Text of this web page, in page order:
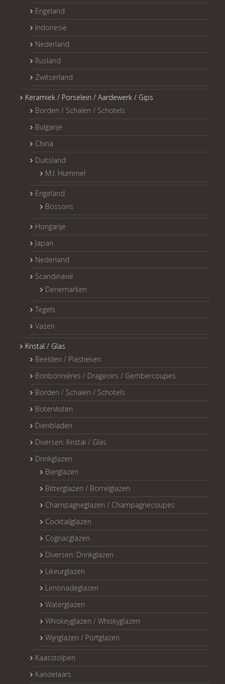
Engeland
Indonesië
Nederland
Rusland
Zwitserland
Keramiek / Porselein / Aardewerk / Gips
Borden / Schalen / Schotels
Bulgarije
China
Duitsland
M.I. Hummel
Engeland
Bossons
Hongarije
Japan
Nederland
Scandinavië
Denemarken
Tegels
Vazen
Kristal / Glas
Beelden / Plastieken
Bonbonnières / Drageoirs / Gembercoupes
Borden / Schalen / Schotels
Botervloten
Dienbladen
Diversen: Kristal / Glas
Drinkglazen
Bierglazen
Bitterglazen / Borrelglazen
Champagneglazen / Champagnecoupes
Cocktailglazen
Cognacglazen
Diversen: Drinkglazen
Likeurglazen
Limonadeglazen
Waterglazen
Whiskeyglazen / Whiskyglazen
Wijnglazen / Portglazen
Kaasstolpen
Kandelaars